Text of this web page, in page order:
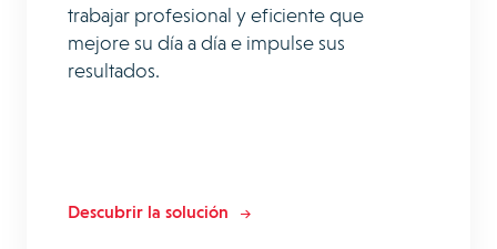
trabajar profesional y eficiente que
mejore su día a día e impulse sus
resultados.
Descubrir la solución